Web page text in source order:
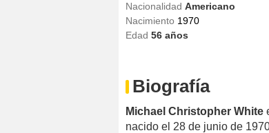
Nacionalidad Americano
Nacimiento 1970
Edad 56 años
Biografía
Michael Christopher White
nacido el 28 de junio de